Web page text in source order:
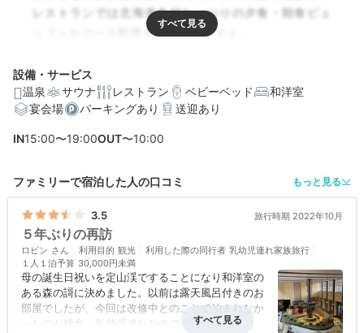
レストランでは北海道食材たっぷりの夕食・朝食ビュ
ッフェやコース料理を堪能できますよ。
編集部おすすめの３つのポイント
温泉、サウナ、岩盤浴…疲れた心身をケアできる館内施設
朝夕ともにビュッフェもOK。北の恵みを満喫できる食事
設備・サービス
温泉
サウナ レストラン ベビーベッド
和洋室
宴会場
パーキングあり 送迎あり
IN15:00〜19:00OUT〜10:00
ファミリーで宿泊した人の口コミ もっと見る
3.5 旅行時期 2022年10月
５年ぶりの再訪
ロビン 利用目的 観光 利用した際の同行者 乳幼児連れ家族旅行
１人１泊予算 30,000円未満
母の誕生日祝いを定山渓ですることになり和洋室の
ある森の謌に決めました。以前は露天風呂付きのお
部屋でしたが、今回は改修中とのことで泊まれなか
ったのが残念。乳幼児連れなので和洋室は便利で